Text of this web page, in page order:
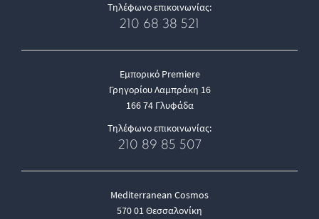
Τηλέφωνο επικοινωνίας:
210 68 38 521
Εμπορικό Premiere
Γρηγορίου Λαμπράκη 16
166 74 Γλυφάδα
Τηλέφωνο επικοινωνίας:
210 89 85 507
Mediterranean Cosmos
570 01 Θεσσαλονίκη